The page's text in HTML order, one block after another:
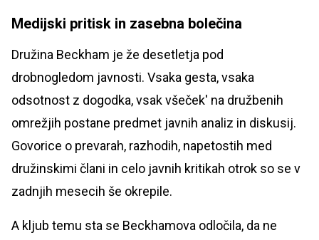
Medijski pritisk in zasebna bolečina
Družina Beckham je že desetletja pod
drobnogledom javnosti. Vsaka gesta, vsaka
odsotnost z dogodka, vsak všeček' na družbenih
omrežjih postane predmet javnih analiz in diskusij.
Govorice o prevarah, razhodih, napetostih med
družinskimi člani in celo javnih kritikah otrok so se v
zadnjih mesecih še okrepile.
A kljub temu sta se Beckhamova odločila, da ne